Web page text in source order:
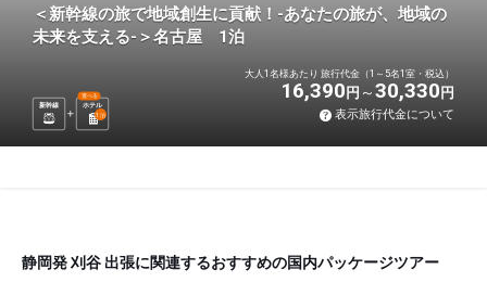
＜新幹線の旅で地域創生に貢献！-あなたの旅が、地域の
未来を支える-＞名古屋 1泊
新幹線 ホテル
選べる
1 泊
大人1名様あたり 旅行代金（1～5名1室・税込）
16,390 円 30,330 円
表示旅行代金について
静岡発 刈谷 出張に関連するおすすめの国内パッケージツアー